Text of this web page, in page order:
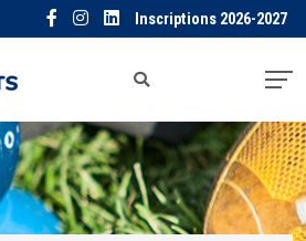
Inscriptions 2026-2027